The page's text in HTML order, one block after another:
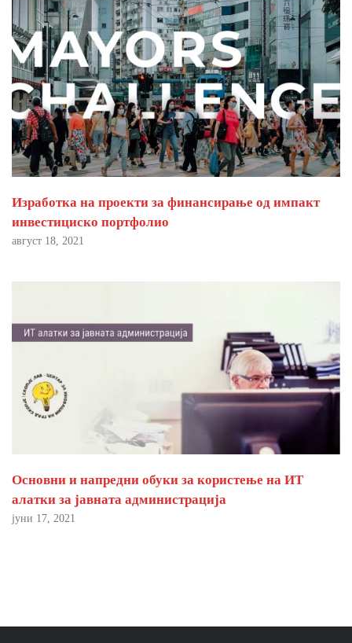
Изработка на проекти за финансирање од импакт
инвестициско портфолио
август 18, 2021
Основни и напредни обуки за користење на ИТ
алатки за јавната администрација
јуни 17, 2021